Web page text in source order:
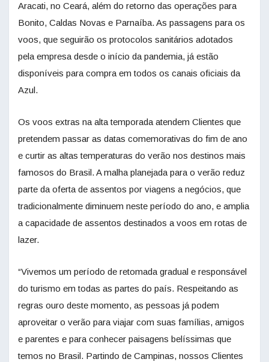
Aracati, no Ceará, além do retorno das operações para
Bonito, Caldas Novas e Parnaíba. As passagens para os
voos, que seguirão os protocolos sanitários adotados
pela empresa desde o início da pandemia, já estão
disponíveis para compra em todos os canais oficiais da
Azul.
Os voos extras na alta temporada atendem Clientes que
pretendem passar as datas comemorativas do fim de ano
e curtir as altas temperaturas do verão nos destinos mais
famosos do Brasil. A malha planejada para o verão reduz
parte da oferta de assentos por viagens a negócios, que
tradicionalmente diminuem neste período do ano, e amplia
a capacidade de assentos destinados a voos em rotas de
lazer.
“Vivemos um período de retomada gradual e responsável
do turismo em todas as partes do país. Respeitando as
regras ouro deste momento, as pessoas já podem
aproveitar o verão para viajar com suas famílias, amigos
e parentes e para conhecer paisagens belíssimas que
temos no Brasil. Partindo de Campinas, nossos Clientes